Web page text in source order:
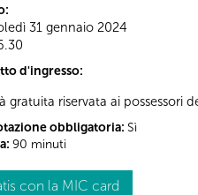
31 gennaio 2024
d'ingresso:
gratuita riservata ai possessori
obbligatoria: Sì
90 minuti
con la MIC card